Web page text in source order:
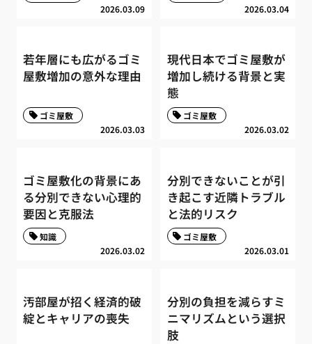
2026.03.09 2026.03.04
若年層にも広がるゴミ
屋敷増加の意外な理由
2026.03.03
ゴミ屋敷
現代日本でゴミ屋敷が
増加し続ける背景と実
態
2026.03.02
ゴミ屋敷
ゴミ屋敷化の背景にあ
る分別できない心理的
要因と克服法
2026.03.02
知識
分別できないことが引
き起こす近隣トラブル
と法的リスク
2026.03.01
ゴミ屋敷
汚部屋が招く経済的破
綻とキャリアの喪失
分別の負担を減らすミ
ニマリズムという選択
肢